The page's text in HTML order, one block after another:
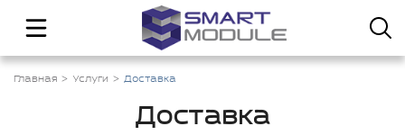
Главная Услуги Доставка
Доставка